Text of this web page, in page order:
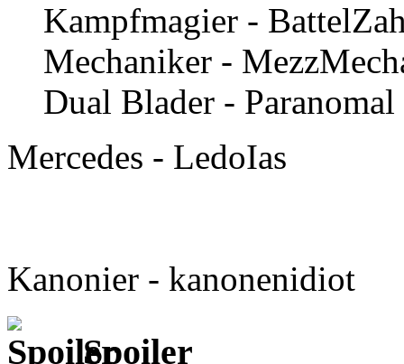
Kampfmagier -
Mechaniker -
Dual Blader - Paranomal
Mercedes - LedoIas
Kanonier - kanonenidiot
Spoiler